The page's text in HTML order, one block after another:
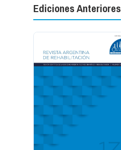
Ediciones Anteriores